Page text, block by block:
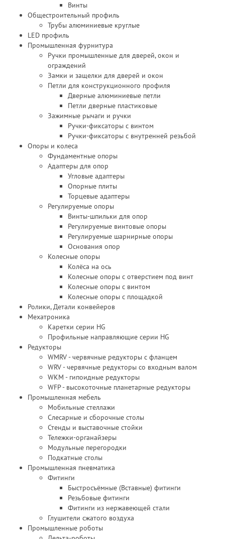
Винты
Общестроительный профиль
Трубы алюминиевые круглые
LED профиль
Промышленная фурнитура
Ручки промышленные для дверей, окон и
ограждений
Замки и защелки для дверей и окон
Петли для конструкционного профиля
Дверные алюминиевые петли
Петли дверные пластиковые
Зажимные рычаги и ручки
Ручки-фиксаторы c винтом
Ручки-фиксаторы c внутренней резьбой
Опоры и колеса
Фундаментные опоры
Адаптеры для опор
Угловые адаптеры
Опорные плиты
Торцевые адаптеры
Регулируемые опоры
Винты-шпильки для опор
Регулируемые винтовые опоры
Регулируемые шарнирные опоры
Основания опор
Колесные опоры
Колёса на ось
Колесные опоры с отверстием под винт
Колесные опоры с винтом
Колесные опоры с площадкой
Ролики, Детали конвейеров
Мехатроника
Каретки серии HG
Профильные направляющие серии HG
Редукторы
WMRV - червячные редукторы с фланцем
WRV - червячные редукторы со входным валом
WKM - гипоидные редукторы
WFP - высокоточные планетарные редукторы
Промышленная мебель
Мобильные стеллажи
Слесарные и сборочные столы
Стенды и выставочные стойки
Тележки-органайзеры
Модульные перегородки
Подкатные столы
Промышленная пневматика
Фитинги
Быстросъёмные (Вставные) фитинги
Резьбовые фитинги
Фитинги из нержавеющей стали
Глушители сжатого воздуха
Промышленные роботы